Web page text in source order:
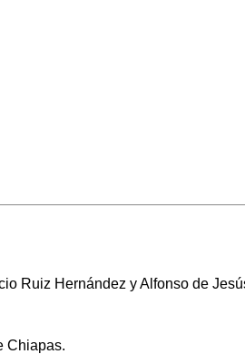
Ruiz Hernández y Alfonso de
Chiapas.